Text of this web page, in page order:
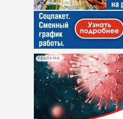
РЕКЛАМА